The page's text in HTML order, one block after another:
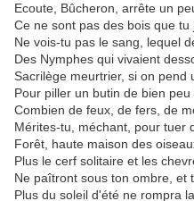
Ecoute, Bûcheron, arrête un
Ce ne sont pas des bois que tu
Ne vois-tu pas le sang, lequel
Des Nymphes qui vivaient
Sacrilège meurtrier, si on pend
Pour piller un butin de bien peu
Combien de feux, de fers, de
Mérites-tu, méchant, pour tuer
Forêt, haute maison des
Plus le cerf solitaire et les
Ne paîtront sous ton ombre, et
Plus du soleil d'été ne rompra